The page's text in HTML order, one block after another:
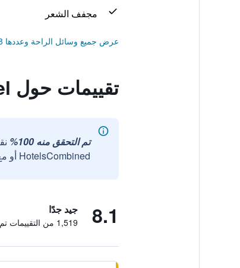
مجفف الشعر
عرض جميع وسائل الراحة وعددها 18
تقييمات حول Ligena Hotel
تم التحقق منه 100%
HotelsCombined أو مع شركائنا الخارجيين الموثوقين.
8.1 جيد جدًا
1,519 من التقييمات تم التحقق منها